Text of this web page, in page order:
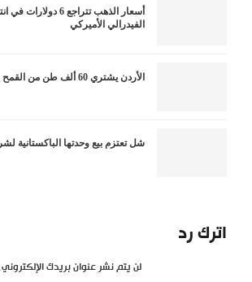
أسعار الذهب تتراجع 6
الفيدرالي الأميركي
الأردن يشتري 60 ألف طن من القمح في مناقصة
شل تعتزم بيع وحدتها الباكستانية
اترك رد
لن يتم نشر عنوان بريدك الإلكتروني.